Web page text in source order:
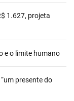
1.627, projeta
e o limite humano
presente do